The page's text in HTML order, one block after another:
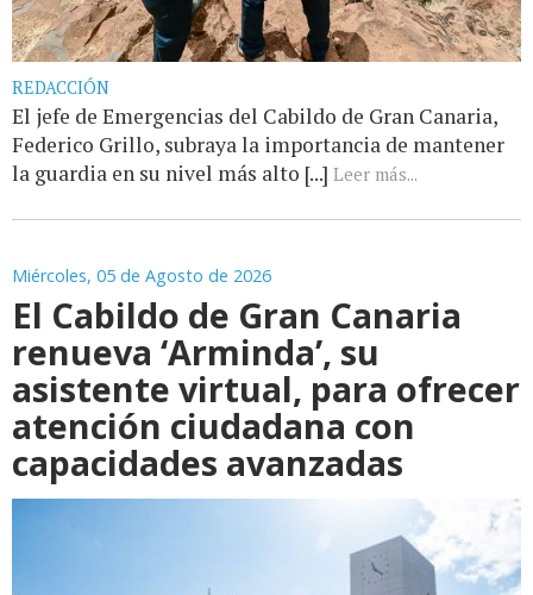
REDACCIÓN
El jefe de Emergencias del Cabildo de Gran Canaria,
Federico Grillo, subraya la importancia de mantener
la guardia en su nivel más alto [...] Leer más...
Miércoles, 05 de Agosto de 2026
El Cabildo de Gran Canaria
renueva ‘Arminda’, su
asistente virtual, para ofrecer
atención ciudadana con
capacidades avanzadas